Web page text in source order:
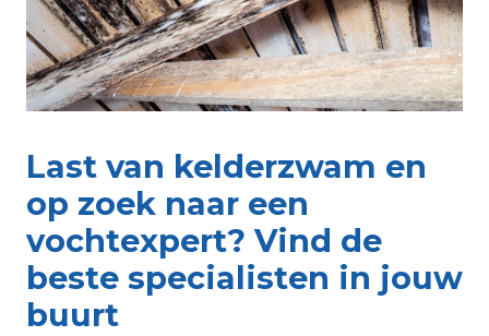
Last van kelderzwam en
op zoek naar een
vochtexpert? Vind de
beste specialisten in jouw
buurt